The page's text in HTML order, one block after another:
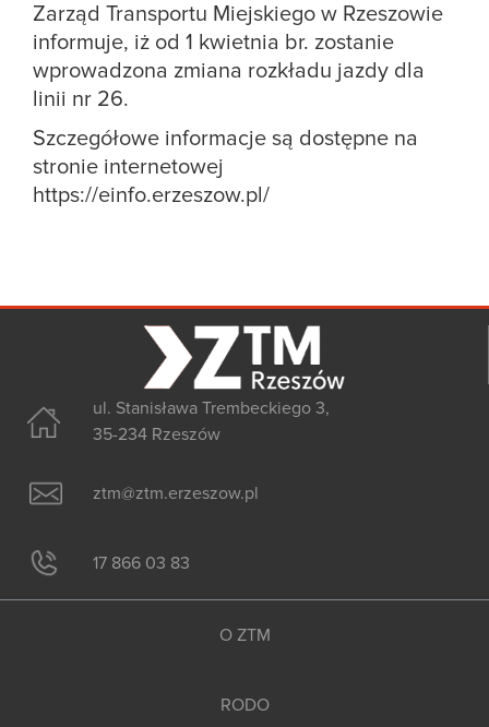
Zarząd Transportu Miejskiego w Rzeszowie
informuje, iż od 1 kwietnia br. zostanie
wprowadzona zmiana rozkładu jazdy dla
linii nr 26.
Szczegółowe informacje są dostępne na
stronie internetowej
https://einfo.erzeszow.pl/
ul. Stanisława Trembeckiego 3,
35-234 Rzeszów
ztm@ztm.erzeszow.pl
17 866 03 83
O ZTM
RODO